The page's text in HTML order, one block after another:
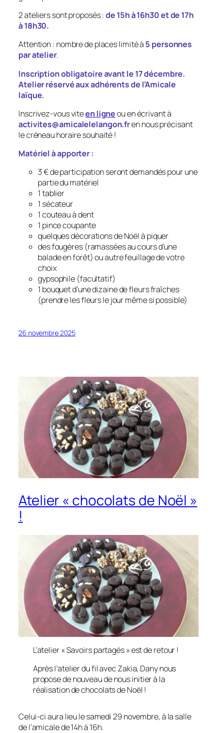
2 ateliers sont proposés :de 15h à 16h30 et de 17h
à 18h30.
Attention : nombre de places limité à 5 personnes
par atelier.
Inscription obligatoire avant le 17 décembre.
Atelier réservé aux adhérents de l’Amicale
laïque.
Inscrivez-vous viteen ligneou en écrivant à
activites@amicalelelangon.fren nous précisant
le créneau horaire souhaité !
Matériel à apporter :
3 € de participation seront demandés pour une
partie du matériel
1 tablier
1 sécateur
1 couteau à dent
1 pince coupante
quelques décorations de Noël à piquer
des fougères (ramassées au cours d’une
balade en forêt) ou autre feuillage de votre
choix
gypsophile (facultatif)
1 bouquet d’une dizaine de fleurs fraîches
(prendre les fleurs le jour même si possible)
26 novembre 2025
Atelier « chocolats de Noël »
!
L’atelier « Savoirs partagés » est de retour !
Après l’atelier du fil avec Zakia, Dany nous
propose de nouveau de nous initier à la
réalisation de chocolats de Noël !
Celui-ci aura lieu le samedi 29 novembre, à la salle
de l’amicale de 14h à 16h.